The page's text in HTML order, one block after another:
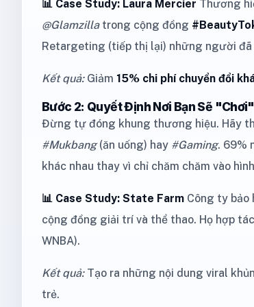
📊 Case Study: Laura Mercier Thương
@Glamzillatrong cộng đồng
Retargeting (tiếp thị lại) những người đã
Kết quả:Giảm 15% chi phí chuyển đổi
Bước 2: Quyết Định Nơi Bạn Sẽ
Đừng tự đóng khung thương hiệu. Hãy
#Mukbang(ăn uống) hay #Gaming. 69%
khác nhau thay vì chỉ chăm chăm vào
📊 Case Study: State Farm Công ty bảo
cộng đồng giải trí và thể thao. Họ hợp
WNBA).
Kết quả:Tạo ra những nội dung viral
trẻ.